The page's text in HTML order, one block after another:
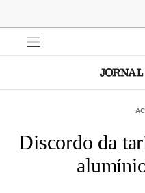
Discordo da